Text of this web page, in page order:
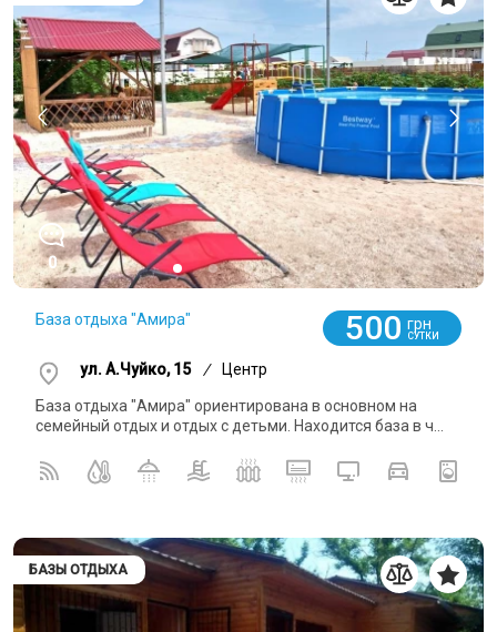
0
База отдыха "Амира" 500 грн
СУТКИ
ул. А.Чуйко, 15 / Центр
База отдыха "Амира" ориентирована в основном на
семейный отдых и отдых с детьми. Находится база в ч...
БАЗЫ ОТДЫХА